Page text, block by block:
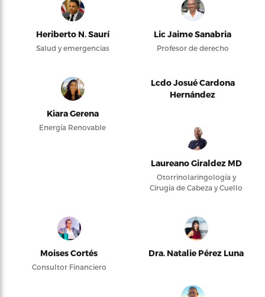
Heriberto N. Saurí
Salud y emergencias
Lic Jaime Sanabria
Profesor de derecho
Kiara Gerena
Energía Renovable
Lcdo Josué Cardona
Hernández
Laureano Giraldez MD
Otorrinolaringología y
Cirugía de Cabeza y Cuello
Moises Cortés
Consultor Financiero
Dra. Natalie Pérez Luna